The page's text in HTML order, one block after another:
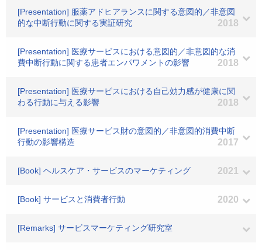
[Presentation] 服薬アドヒアランスに関する意図的／非意図
的な中断行動に関する実証研究
2018
[Presentation] 医療サービスにおける意図的／非意図的な消
費中断行動に関する患者エンパワメントの影響
2018
[Presentation] 医療サービスにおける自己効力感が健康に関
わる行動に与える影響
2018
[Presentation] 医療サービス財の意図的／非意図的消費中断
行動の影響構造
2017
[Book] ヘルスケア・サービスのマーケティング 2021
[Book] サービスと消費者行動 2020
[Remarks] サービスマーケティング研究室